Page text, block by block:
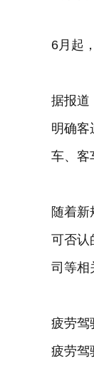
6月起
据报道
明确客
车、客
随着
可否认
司等相
疲劳驾
疲劳驾